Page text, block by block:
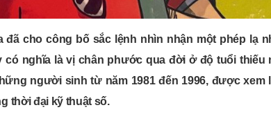
đã cho công bố sắc lệnh nhìn nhận một phép lạ
nghĩa là vị chân phước qua đời ở độ tuổi thiếu
người sinh từ năm 1981 đến 1996, được xem
thời đại kỹ thuật số.